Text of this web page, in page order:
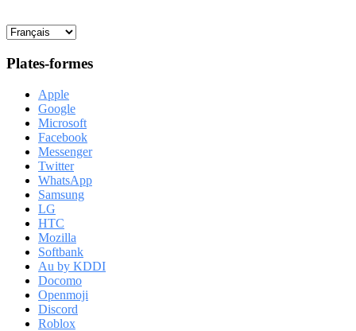
Plates-formes
Apple
Google
Microsoft
Facebook
Messenger
Twitter
WhatsApp
Samsung
LG
HTC
Mozilla
Softbank
Au by KDDI
Docomo
Openmoji
Discord
Roblox